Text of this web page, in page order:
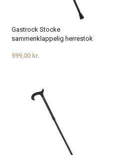
Gastrock Stocke
sammenklappelig herrestok
599,00 kr.